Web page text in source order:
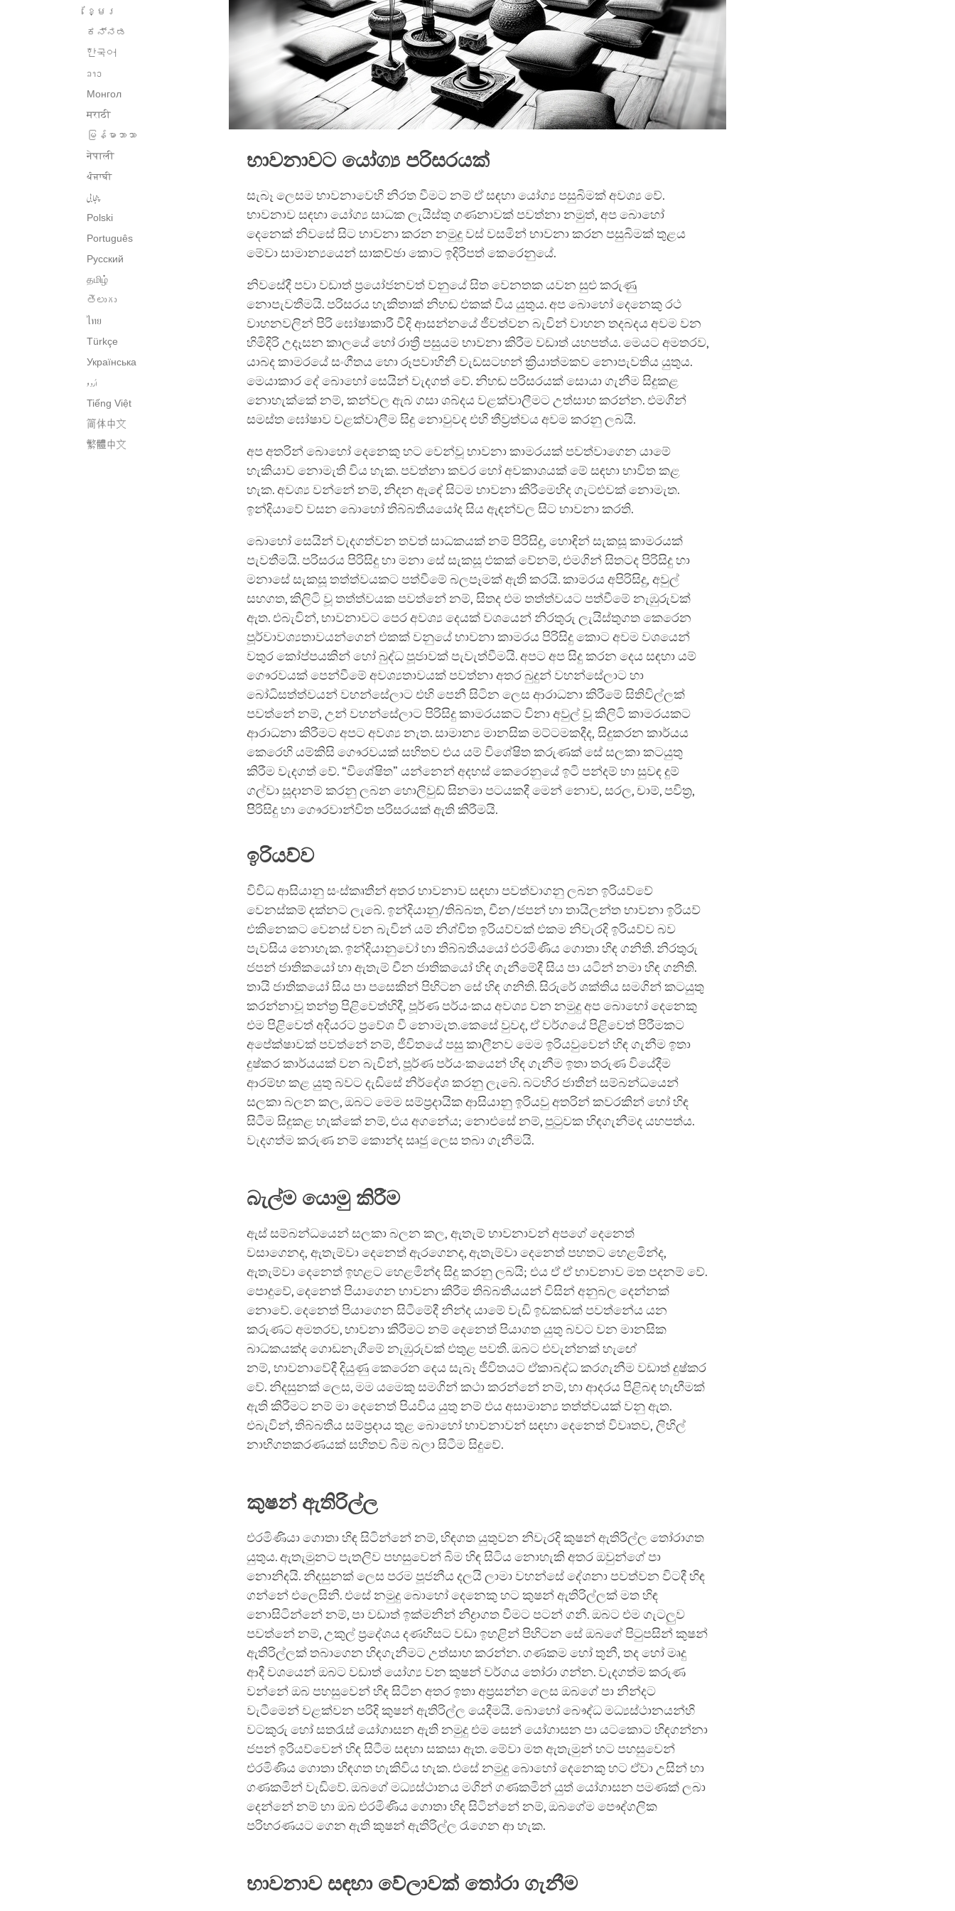
ខ្មែរ
ಕನ್ನಡ
한국어
ລາວ
Монгол
मराठी
မြန်မာဘာသာ
नेपाली
ਪੰਜਾਬੀ
پنجابی
Polski
Português
Русский
தமிழ்
తెలుగు
ไทย
Türkçe
Українська
اُردو
Tiếng Việt
简体中文
繁體中文
භාවනාවට යෝග්‍ය පරිසරයක්
සැබෑ ලෙසම භාවනාවෙහි නිරත වීමට නම් ඒ සඳහා යෝග්‍ය පසුබිමක් අවශ්‍ය වේ.
භාවනාව සඳහා යෝග්‍ය සාධක ලැයිස්තු ගණනාවක් පවත්නා නමුත්, අප බොහෝ
දෙනෙක් නිවසේ සිට භාවනා කරන නමුදු වස් වසමින් භාවනා කරන පසුබිමක් තුළය
මේවා සාමාන්‍යයෙන් සාකච්ඡා කොට ඉදිරිපත් කෙරෙනුයේ.
නිවසේදී පවා වඩාත් ප්‍රයෝජනවත් වනුයේ සිත වෙනතක යවන සුළු කරුණු
නොපැවතීමයි. පරිසරය හැකිතාක් නිහඬ එකක් විය යුතුය. අප බො‍හෝ දෙනෙකු රථ
වාහනවලින් පිරි ඝෝෂාකාරී වීදි ආසන්නයේ ජීවත්වන බැවින් වාහන තදබදය අවම වන
හිමිදිරි උදෑසන කාලයේ හෝ රාත්‍රී පසුයම භාවනා කිරීම වඩාත් යහපත්ය. මෙයට අමතරව,
යාබද කාමරයේ සංගීතය හො රූපවාහිනී වැඩසටහන් ක්‍රියාත්මකව නොපැවතිය යුතුය.
මෙයාකාර දේ බොහෝ සෙයින් වැදගත් වේ. නිහඬ පරිසරයක් සොයා ගැනීම සිදුකළ
නොහැක්කේ නම්, කන්වල ඇබ ගසා ශබ්දය වළක්වාලීමට උත්සාහ කරන්න. එමගින්
සමස්ත ඝෝෂාව වළක්වාලීම සිදු නොවුවද එහි තීව්‍රත්වය අවම කරනු ලබයි.
අප අතරින් බොහෝ දෙනෙකු හට වෙන්වූ භාවනා කාමරයක් පවත්වාගෙන යාමේ
හැකියාව නොමැති විය හැක. පවත්නා කවර හෝ අවකාශයක් මේ සඳහා භාවිත කළ
හැක. අවශ්‍ය වන්නේ නම්, නිදන ඇඳේ සිටම භාවනා කිරීමෙහිද ගැටළුවක් නොමැත.
ඉන්දියාවේ වසන බොහෝ තිබ්බතීයයෝද සිය ඇඳන්වල සිට භාවනා කරති.
බොහෝ සෙයින් වැදගත්වන තවත් සාධකයක් නම් පිරිසිදු, හොඳින් සැකසූ කාමරයක්
පැවතීමයි. පරිසරය පිරිසිදු හා මනා ‍සේ සැකසූ එකක් වේනම්, එමගින් සිතටද පිරිසිදු හා
මනාසේ සැකසූ තත්ත්වයකට පත්වීමේ බලපෑමක් ඇති කරයි. කාමරය අපිරිසිදු, අවුල්
සහගත, කිලිටි වූ තත්ත්වයක පවත්නේ නම්, සිතද එම තත්ත්වයට පත්වීමේ නැඹුරුවක්
ඇත. එබැවින්, භාවනාවට පෙර අවශ්‍ය දෙයක් වශයෙන් නිරතුරු ලැයිස්තුගත කෙරෙන
පූර්වාවශ්‍යතාවයන්ගෙන් එකක් වනුයේ භාවනා කාමරය පිරිසිදු කොට අවම වශයෙන්
වතුර කෝප්පයකින් හෝ බුද්ධ පූජාවක් පැවැත්වීමයි. අපට අප සිදු කරන දෙය සඳහා යම්
ගෞරවයක් පෙන්වීමේ අවශ්‍යතාවයක් පවත්නා අතර බුදුන් වහන්සේලාට හා
බෝධිසත්ත්වයන් වහන්සේලාට එහි පෙනී සිටින ලෙස ආරාධනා කිරී‍මේ සිතිවිල්ලක්
පවත්නේ නම්, උන් වහන්සේලාට පිරිසිදු කාමරයකට විනා අවුල් වූ කිලිටි කාමරයකට
ආරාධනා කිරීමට අපට අවශ්‍ය නැත. සාමාන්‍ය මානසික මට්ටමකදීද, සිදුකරන කාර්යය
කෙරෙහි යම්කිසි ගෞරවයක් සහිතව එය යම් විශේෂිත කරුණක් සේ සලකා කටයුතු
කිරීම වැදගත් වේ. “විශේෂිත” යන්නෙන් අදහස් කෙරෙනු‍‍යේ ඉටි පන්දම් හා සුවඳ දුම්
ගල්වා සූදානම් කරනු ලබන හොලිවුඩ් සිනමා පටයකදී මෙන් නොව, සරල, චාම්, පවිත්‍ර,
පිිරිසිදු හා ගෞරවාන්විත පරිසරයක් ඇති කිරීමයි.
ඉරියව්ව
විවිධ ආසියානු සංස්කෘතීන් අතර භාවනාව සඳහා පවත්වාගනු ලබන ඉරියව්වේ
වෙනස්කම් දක්නට ලැබේ. ඉන්දියානු/තිබ්බත, චීන/ජපන් හා තායිලන්ත භාවනා ඉරියව්
එකිනෙකට වෙනස් වන බැවින් යම් නිශ්චිත ඉරියව්වක් එකම නිවැරදි ඉරියව්ව බව
පැවසිය නොහැක. ඉන්දියානුවෝ හා තිබ්බතීයයෝ එරමිණිය ගොතා හිඳ ගනිති. නිරතුරු
ජපන් ජාතිකයෝ හා ඇතැම් චීන ජාතිකයෝ හිඳ ගැනීමේදී සිය පා යටින් නමා හිඳ ගනිති.
තායි ජාතිකයෝ සිය පා පසෙකින් පිහිටන සේ හිඳ ගනිති. සිරුරේ ශක්තිය සමගින් කටයුතු
කරන්නාවූ තන්ත්‍ර පිළිවෙත්හිදී, පූර්ණ පර්යංකය අවශ්‍ය වන නමුදු අප බොහෝ දෙනෙකු
එම පිළිවෙත් අදියරට ප්‍රවේශ වී නොමැත.කෙසේ වුවද, ඒ වර්ගයේ පිළිවෙත් පිරීමකට
අපේක්ෂාවක් පවත්නේ නම්, ජීවිතයේ පසු කාලීනව මෙම ඉරියවුවෙන් හිඳ ගැනීම ඉතා
දුෂ්කර කාර්යයක් වන බැවින්, පූර්ණ පර්යංකයෙන් හිඳ ගැනීම ඉතා තරුණ වියේදීම
ආරම්භ කළ යුතු බවට දැඩිසේ නිර්දේශ කරනු ලැබේ. බටහිර ජාතීන් සම්බන්ධයෙන්
සලකා බලන කල, ඔබට මෙම සම්ප්‍රදායික ආසියානු ඉරියවු අතරින් කවරකින් හෝ හිඳ
සිටීම සිදුකළ හැක්කේ නම්, එය අගනේය; නොඑසේ නම්, පුටුවක හිඳගැනීමද යහපත්ය.
වැදගත්ම කරුණ නම් කොන්ද සෘජු ලෙස තබා ගැනීමයි.
බැල්ම යොමු කිරීම
ඇස් සම්බන්ධයෙන් සලකා බලන කල, ඇතැම් භාවනාවන් අපගේ දෙනෙත්
වසාගෙනද, ඇතැම්වා දෙනෙත් ඇරගෙනද, ඇතැම්වා දෙනෙත් පහතට හෙළමින්ද,
ඇතැම්වා දෙනෙත් ඉහළට හෙළමින්ද සිදු කරනු ලබයි; එය ඒ ඒ භාවනාව මත පදනම් වේ.
පොදුවේ, දෙනෙත් පියාගෙන භාවනා කිරීම තිබ්බතීයයන් විසින් අනුබල දෙන්නක්
නොවේ. දෙනෙත් පියාගෙන සිටීමේදී නින්ද යාමේ වැඩි ඉඩකඩක් පවත්නේය යන
කරුණට අමතරව, භාවනා කිරීමට නම් දෙනෙත් පියාගත යුතු බවට වන මානසික
බාධකයක්ද ගොඩනැගීමේ නැඹුරුවක් එතුළ පවතී. ඔබට එවැන්නක් හැ‍‍ඟේ
නම්, භාවනාවේදී දියුණු කෙරෙන දෙය සැබෑ ‍ජීවිතයට ඒකාබද්ධ කරගැනීම වඩාත් දුෂ්කර
වේ. නිදසුනක් ලෙස, මම යමෙකු සමගින් කථා කරන්නේ නම්, හා ආදරය පිළිබඳ හැඟීමක්
ඇති කිරීමට නම් මා දෙනෙත් පියවිය යුතු නම් එය අසාමාන්‍ය තත්ත්වයක් වනු ඇත.
එබැවින්, තිබ්බතීය සම්ප්‍රදාය තුළ බොහෝ භාවනාවන් සඳහා දෙනෙත් විවෘතව, ලිහිල්
නාභිගතකරණයක් සහිතව බිම බලා සිටීම සිදුවේ.
කුෂන් ඇතිරිල්ල
එරමිණියා ගොතා හිඳ සිටින්නේ නම්, හිඳගත යුතුවන නිවැරදි කුෂන් ඇතිරිල්ල තෝරාගත
යුතුය. ඇතැමුනට පැතලිව පහසුවෙන් බිම හිඳ සිටිය නොහැකි අතර ඔවුන්ගේ පා
නොනිදයි. නිදසුනක් ලෙස පරම පූජනීය දලයි ලාමා වහන්සේ දේශනා පවත්වන විටදී හිඳ
ගන්නේ එලෙසිනි. එසේ නමුදු බොහෝ දෙනෙකු හට‍ කුෂන් ඇතිරිල්ලක් මත හිඳ
නොසිටින්නේ නම්, පා වඩාත් ඉක්මනින් නිද්‍රාගත වීමට පටන් ගනී. ඔබට එම ගැටලුව
පවත්නේ නම්, උකුල් ප්‍රදේශය දණහිසට වඩා ඉහළින් පිහිටන සේ ඔබගේ පිටුපසින් කුෂන්
ඇතිරිල්ලක් තබාගෙන හිඳගැනීමට උත්සාහ කරන්න. ගණකම හෝ තුනී, තද හෝ මෘදු
ආදී වශයෙන් ඔබට වඩාත් යෝග්‍ය වන කුෂන් වර්ගය තෝරා ගන්න. වැදගත්ම කරුණ
වන්නේ ඔබ පහසුවෙන් හිඳ සිටින අතර ඉතා අප්‍රසන්න ලෙස ඔබගේ පා නින්දට
වැටීමෙන් වළක්වන පරිදි කුෂන් ඇතිරිල්ල යෙදීමයි. බොහෝ බෞද්ධ මධ්‍යස්ථානයන්හි
වටකුරු හෝ සතරැස් යෝගාසන ඇති නමුදු එම සෙන් යෝගාසන පා යටකොට හිඳගන්නා
ජපන් ඉරියව්වෙන් හිඳ සිටීම සඳහා සකසා ඇත. මේවා මත ඇතැමුන් හට පහසුවෙන්
එරමිණිය ගොතා හිඳගත හැකිවිය හැක. එසේ නමුදු බොහෝ දෙනෙකු හට ඒවා උසින් හා
ගණකමින් වැඩිවේ. ඔබගේ මධ්‍යස්ථානය මගින් ගණකමින් යුත් යෝගාසන පමණක් ලබා
දෙන්නේ නම් හා ඔබ එරමිණිය ගොතා හිඳ‍ සිටින්නේ නම්, ඔබගේම පෞද්ගලික
පරිහරණයට ගෙන ඇති කුෂන් ඇතිරිල්ල රැගෙන ආ හැක.
භාවනාව සඳ‍හා වේලාවක් තෝරා ගැනීම